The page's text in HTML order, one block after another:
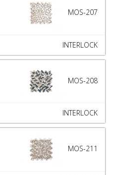
MOS-207
INTERLOCK
MOS-208
INTERLOCK
MOS-211